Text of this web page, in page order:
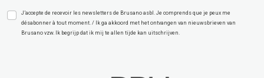
J’accepte de recevoir les newsletters de Brusano asbl. Je comprends que je peux me
désabonner à tout moment. / Ik ga akkoord met het ontvangen van nieuwsbrieven van
Brusano vzw. Ik begrijp dat ik mij te allen tijde kan uitschrijven.